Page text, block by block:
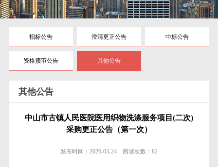
招标公告 澄清更正公告 中标公告
资格预审公告 其他公告
其他公告
中山市古镇人民医院医用织物洗涤服务项目(二次)
采购更正公告（第一次）
发布时间： 2026-03-24 阅读次数： 82